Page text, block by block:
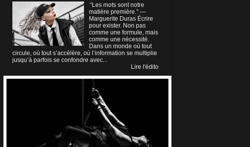
“Les mots sont notre
matière première.” —
Marguerite Duras Écrire
pour exister. Non pas
comme une formule, mais
comme une nécessité.
Dans un monde où tout
circule, où tout s’accélère, où l’information se multiplie
jusqu’à parfois se confondre avec...
Lire l'édito